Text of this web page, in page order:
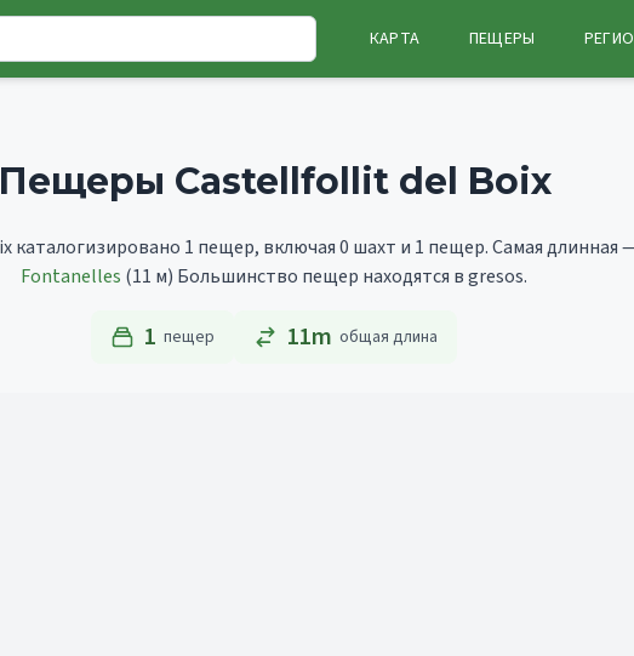
КАРТА ПЕЩЕРЫ
Пещеры Castellfollit del Boix
каталогизировано 1 пещер, включая 0 шахт и 1 пещер.Самая длинная
Fontanelles (11 м) Большинство пещер находятся в gresos.
1 пещер 11m общая длина